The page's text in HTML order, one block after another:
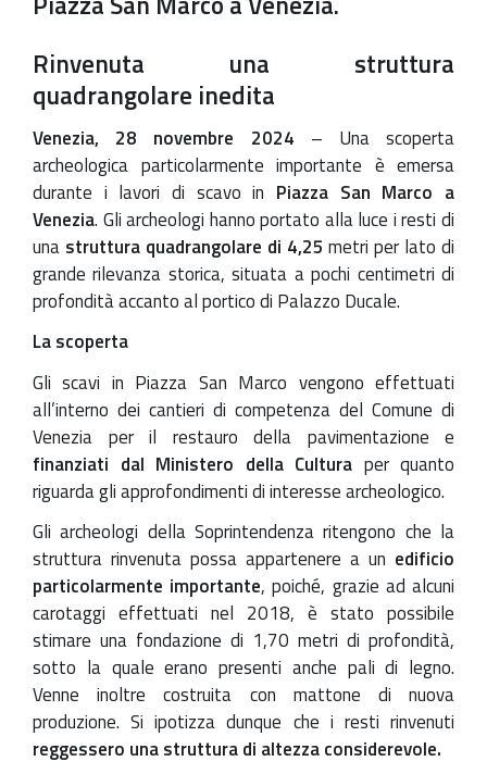
29T00:00:00+01:00
2024-
29T23:59:59+01:00
Rinvenuta una struttura
quadrangolare inedita
Venezia, 28 novembre 2024 – Una scoperta
archeologica particolarmente importante è emersa
durante i lavori di scavo in Piazza San Marco a
Venezia. Gli archeologi hanno portato alla luce i resti di
una struttura quadrangolare di 4,25 metri per lato di
grande rilevanza storica, situata a pochi centimetri di
profondità accanto al portico di Palazzo Ducale.
La scoperta
Gli scavi in Piazza San Marco vengono effettuati
all’interno dei cantieri di competenza del Comune di
Venezia per il restauro della pavimentazione e
finanziati dal Ministero della Cultura per quanto
riguarda gli approfondimenti di interesse archeologico.
Gli archeologi della Soprintendenza ritengono che la
struttura rinvenuta possa appartenere a un edificio
particolarmente importante, poiché, grazie ad alcuni
carotaggi effettuati nel 2018, è stato possibile
stimare una fondazione di 1,70 metri di profondità,
sotto la quale erano presenti anche pali di legno.
Venne inoltre costruita con mattone di nuova
produzione. Si ipotizza dunque che i resti rinvenuti
reggessero una struttura di altezza considerevole.